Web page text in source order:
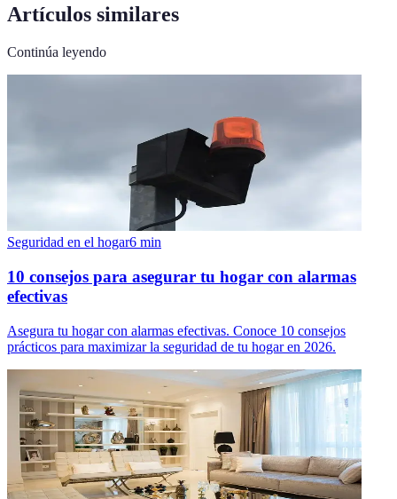
Artículos similares
Continúa leyendo
Seguridad en el hogar6 min
10 consejos para asegurar tu hogar con alarmas
efectivas
Asegura tu hogar con alarmas efectivas. Conoce 10 consejos
prácticos para maximizar la seguridad de tu hogar en 2026.